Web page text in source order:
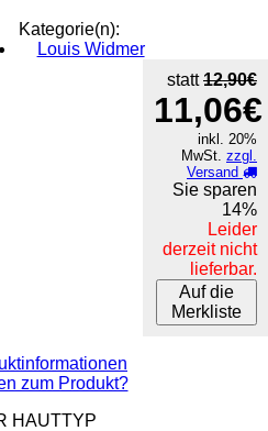
Kategorie(n):
Louis Widmer
statt12,90€
11,06€
inkl. 20%
MwSt. zzgl.
Versand
Sie sparen
14%
Leider
derzeit nicht
lieferbar.
Auf die
Merkliste
zum Produkt?
HAUTTYP